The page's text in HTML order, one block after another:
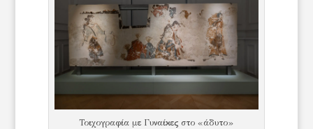
Τοιχογραφία με Γυναίκες στο «άδυτο»